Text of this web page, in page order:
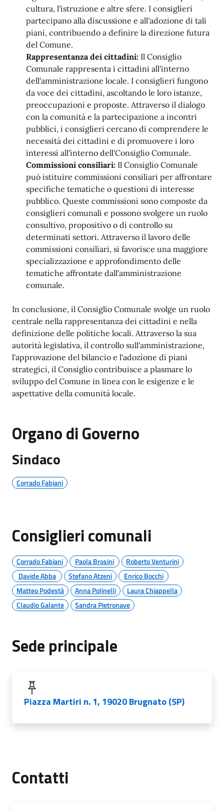
cultura, l'istruzione e altre sfere. I consiglieri
partecipano alla discussione e all'adozione di tali
piani, contribuendo a definire la direzione futura
del Comune.
Rappresentanza dei cittadini: Il Consiglio
Comunale rappresenta i cittadini all'interno
dell'amministrazione locale. I consiglieri fungono
da voce dei cittadini, ascoltando le loro istanze,
preoccupazioni e proposte. Attraverso il dialogo
con la comunità e la partecipazione a incontri
pubblici, i consiglieri cercano di comprendere le
necessità dei cittadini e di promuovere i loro
interessi all'interno dell'Consiglio Comunale.
Commissioni consiliari: Il Consiglio Comunale
può istituire commissioni consiliari per affrontare
specifiche tematiche o questioni di interesse
pubblico. Queste commissioni sono composte da
consiglieri comunali e possono svolgere un ruolo
consultivo, propositivo o di controllo su
determinati settori. Attraverso il lavoro delle
commissioni consiliari, si favorisce una maggiore
specializzazione e approfondimento delle
tematiche affrontate dall'amministrazione
comunale.
In conclusione, il Consiglio Comunale svolge un ruolo
centrale nella rappresentanza dei cittadini e nella
definizione delle politiche locali. Attraverso la sua
autorità legislativa, il controllo sull'amministrazione,
l'approvazione del bilancio e l'adozione di piani
strategici, il Consiglio contribuisce a plasmare lo
sviluppo del Comune in linea con le esigenze e le
aspettative della comunità locale.
Organo di Governo
Sindaco
Corrado Fabiani
Consiglieri comunali
Corrado Fabiani Paola Brosini
Roberto Venturini
Davide Abba
Stefano Atzeni
Enrico Bocchi
Matteo Podestà
Anna Polinelli
Laura Chiappella
Claudio Galante
Sandra Pietronave
Sede principale
Piazza Martiri n. 1, 19020 Brugnato (SP)
Contatti